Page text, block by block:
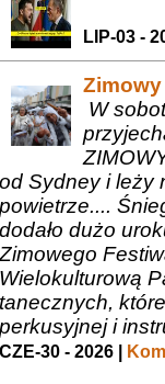
LIP-03 -
W
od Sydney i leży
powietrze....
dodało dużo
Zimowego
Wielokulturową
tanecznych,
perkusyjnej i
CZE-30 - 2026 |